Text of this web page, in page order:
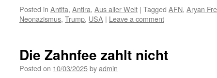
Posted in Antifa, Antira, Aus aller Welt | Tagged AFN, Aryan
Neonazismus, Trump, USA | Leave a comment
Die Zahnfee zahlt nicht
Posted on 10/03/2025byadmin